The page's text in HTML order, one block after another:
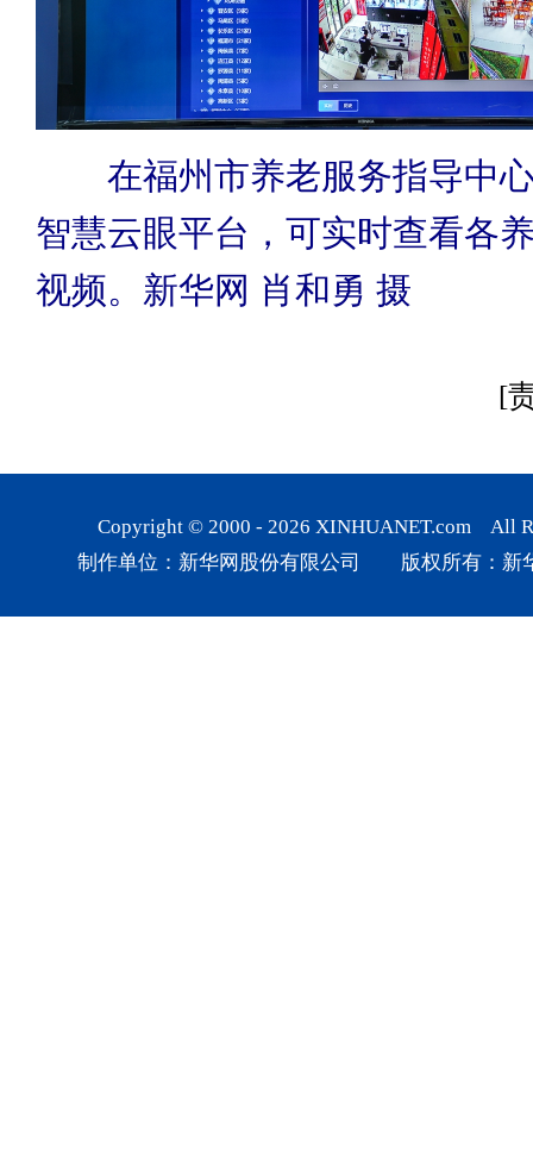
在福州市养老服务指导中
智慧云眼平台，可实时查看各
视频。新华网 肖和勇 摄
[
Copyright © 2000 - 2026 XINHUANET.com All
制作单位：新华网股份有限公司 版权所有：新